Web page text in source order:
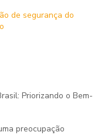
Priorizando o Bem-
preocupação